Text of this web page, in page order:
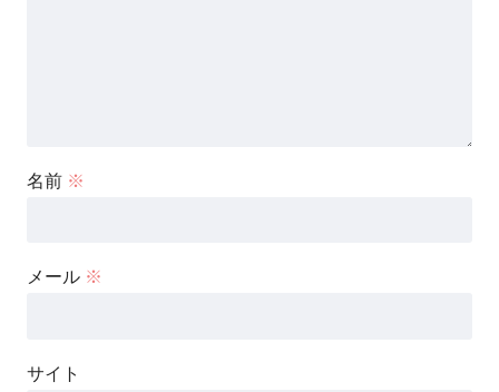
名前 ※
メール ※
サイト